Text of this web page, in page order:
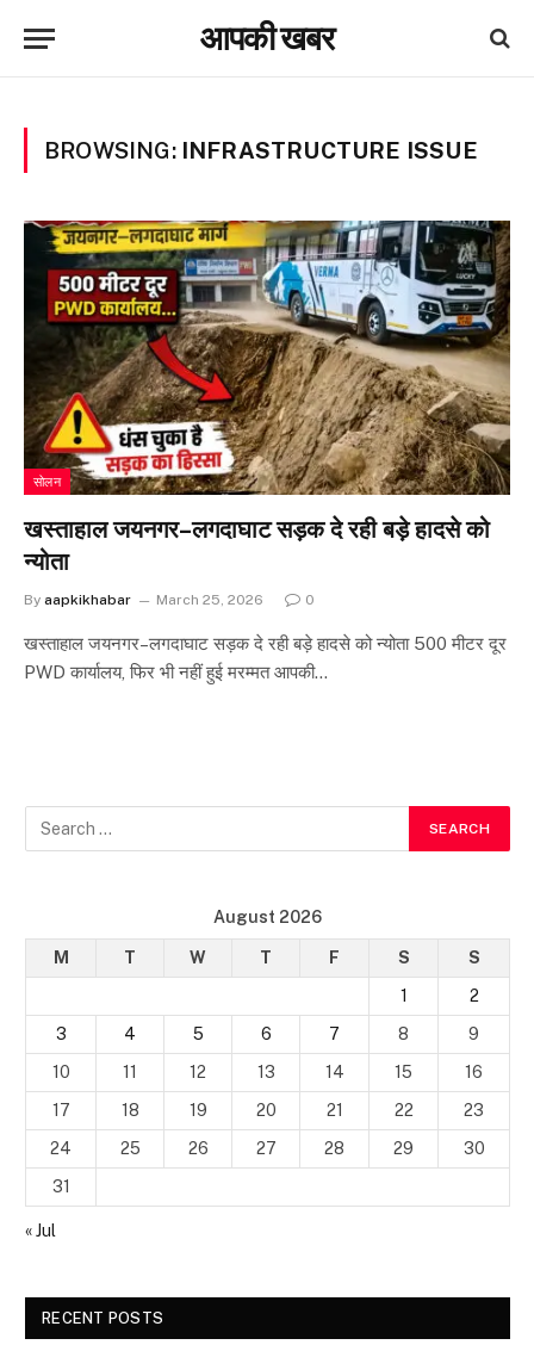
आपकी खबर
BROWSING: INFRASTRUCTURE ISSUE
सोलन
खस्ताहाल जयनगर–लगदाघाट सड़क दे रही बड़े हादसे को
न्योता
By aapkikhabar March 25, 2026 0
खस्ताहाल जयनगर–लगदाघाट सड़क दे रही बड़े हादसे को न्योता 500 मीटर दूर
PWD कार्यालय, फिर भी नहीं हुई मरम्मत आपकी…
August 2026
M T W T F S
S
1
2
3
4 5 6 7 8
9
10
11 12 13 14 15
16
17
18 19 20 21 22
23
24
25 26 27 28 29
30
31
« Jul
RECENT POSTS